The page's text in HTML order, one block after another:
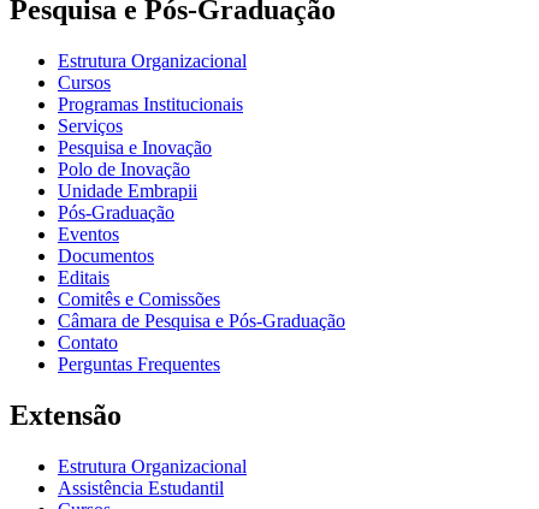
Pesquisa e Pós-Graduação
Estrutura Organizacional
Cursos
Programas Institucionais
Serviços
Pesquisa e Inovação
Polo de Inovação
Unidade Embrapii
Pós-Graduação
Eventos
Documentos
Editais
Comitês e Comissões
Câmara de Pesquisa e Pós-Graduação
Contato
Perguntas Frequentes
Extensão
Estrutura Organizacional
Assistência Estudantil